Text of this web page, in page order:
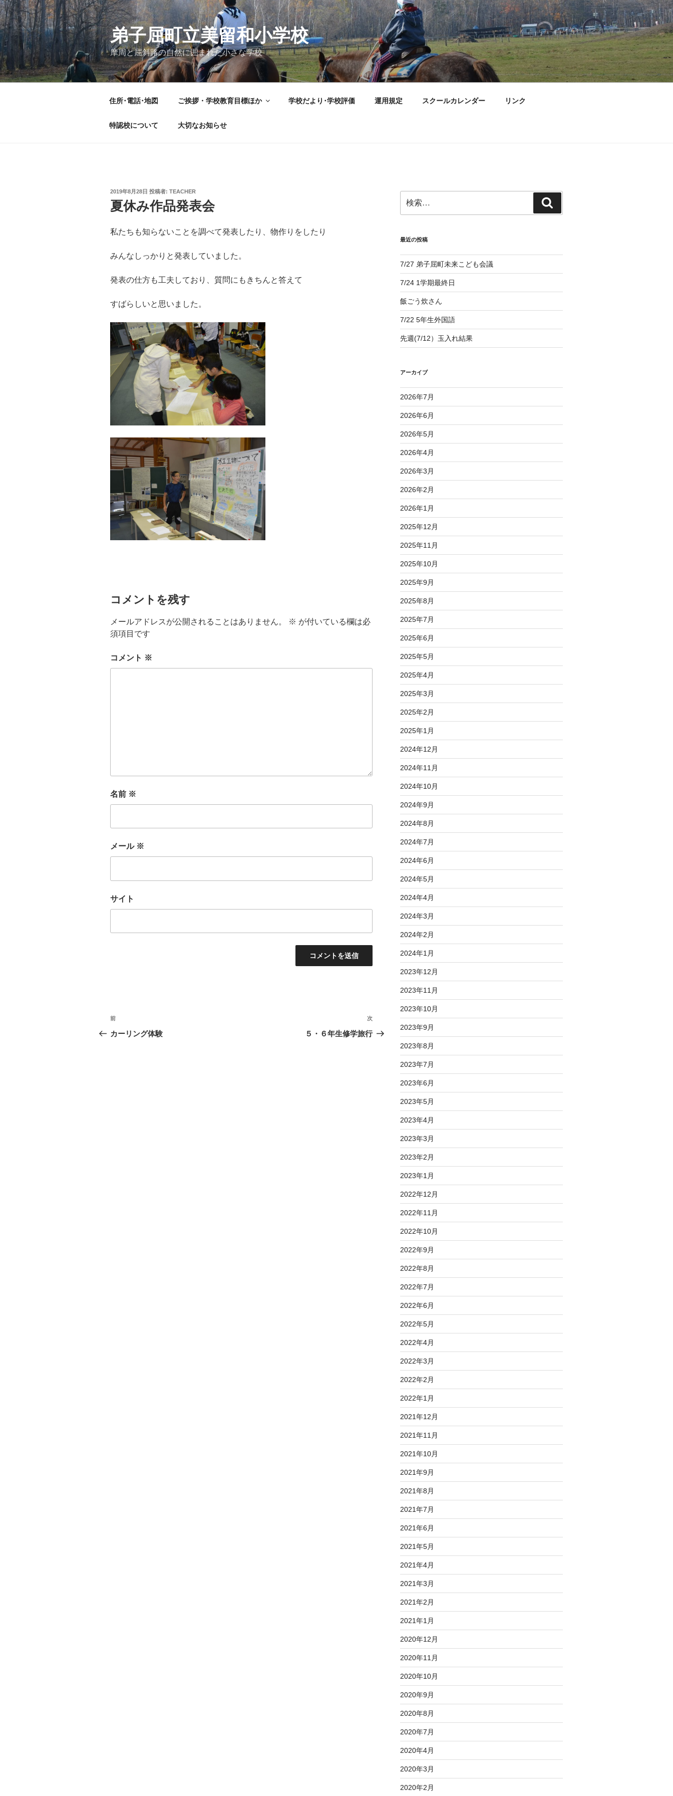
コ
ン
テ
ン
ツ
へ
ス
弟子屈町立美留和小学校
摩周と屈斜路の自然に囲まれた小さな学校
住所･電話･地図 ご挨拶・学校教育目標ほか 学校だより･学校評価 運用規定 スクールカレンダー リンク
特認校について 大切なお知らせ
投
稿
日:
2019年8月28日 投稿者: TEACHER
夏休み作品発表会
私たちも知らないことを調べて発表したり、物作りをしたり
みんなしっかりと発表していました。
発表の仕方も工夫しており、質問にもきちんと答えて
すばらしいと思いました。
コメントを残す
メールアドレスが公開されることはありません。 ※ が付いている欄は必
須項目です
コメント ※
名前 ※
メール ※
サイト
投
稿
前
の
前
カーリング体験
次
の
次
５・６年生修学旅行
索:
索
最近の投稿
7/27 弟子屈町未来こども会議
7/24 1学期最終日
飯ごう炊さん
7/22 5年生外国語
先週(7/12）玉入れ結果
アーカイブ
2026年7月
2026年6月
2026年5月
2026年4月
2026年3月
2026年2月
2026年1月
2025年12月
2025年11月
2025年10月
2025年9月
2025年8月
2025年7月
2025年6月
2025年5月
2025年4月
2025年3月
2025年2月
2025年1月
2024年12月
2024年11月
2024年10月
2024年9月
2024年8月
2024年7月
2024年6月
2024年5月
2024年4月
2024年3月
2024年2月
2024年1月
2023年12月
2023年11月
2023年10月
2023年9月
2023年8月
2023年7月
2023年6月
2023年5月
2023年4月
2023年3月
2023年2月
2023年1月
2022年12月
2022年11月
2022年10月
2022年9月
2022年8月
2022年7月
2022年6月
2022年5月
2022年4月
2022年3月
2022年2月
2022年1月
2021年12月
2021年11月
2021年10月
2021年9月
2021年8月
2021年7月
2021年6月
2021年5月
2021年4月
2021年3月
2021年2月
2021年1月
2020年12月
2020年11月
2020年10月
2020年9月
2020年8月
2020年7月
2020年4月
2020年3月
2020年2月